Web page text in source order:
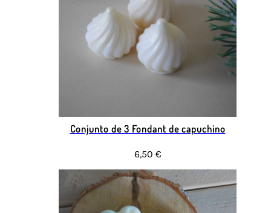
Conjunto de 3 Fondant de capuchino
6,50 €